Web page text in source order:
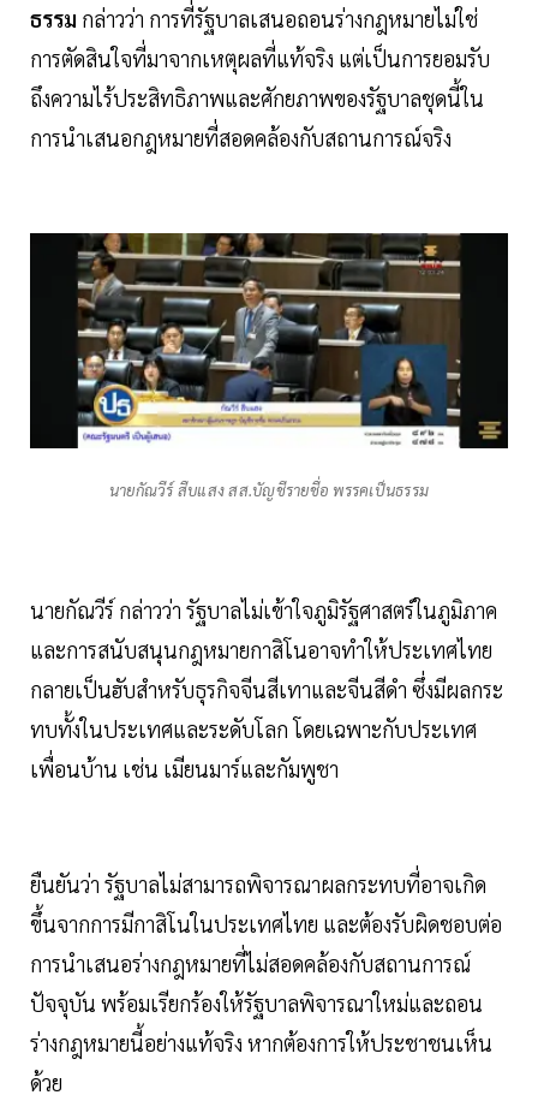
ธรรม กล่าวว่า การที่รัฐบาลเสนอถอนร่างกฎหมายไม่ใช่
การตัดสินใจที่มาจากเหตุผลที่แท้จริง แต่เป็นการยอมรับ
ถึงความไร้ประสิทธิภาพและศักยภาพของรัฐบาลชุดนี้ใน
การนำเสนอกฎหมายที่สอดคล้องกับสถานการณ์จริง
นายกัณวีร์ สืบแสง สส.บัญชีรายชื่อ พรรคเป็นธรรม
นายกัณวีร์ กล่าวว่า รัฐบาลไม่เข้าใจภูมิรัฐศาสตร์ในภูมิภาค
และการสนับสนุนกฎหมายกาสิโนอาจทำให้ประเทศไทย
กลายเป็นฮับสำหรับธุรกิจจีนสีเทาและจีนสีดำ ซึ่งมีผลกระ
ทบทั้งในประเทศและระดับโลก โดยเฉพาะกับประเทศ
เพื่อนบ้าน เช่น เมียนมาร์และกัมพูชา
ยืนยันว่า รัฐบาลไม่สามารถพิจารณาผลกระทบที่อาจเกิด
ขึ้นจากการมีกาสิโนในประเทศไทย และต้องรับผิดชอบต่อ
การนำเสนอร่างกฎหมายที่ไม่สอดคล้องกับสถานการณ์
ปัจจุบัน พร้อมเรียกร้องให้รัฐบาลพิจารณาใหม่และถอน
ร่างกฎหมายนี้อย่างแท้จริง หากต้องการให้ประชาชนเห็น
ด้วย